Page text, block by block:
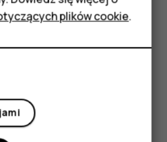
Przycisk Asystenta Google
pomocne?
plików cookie.